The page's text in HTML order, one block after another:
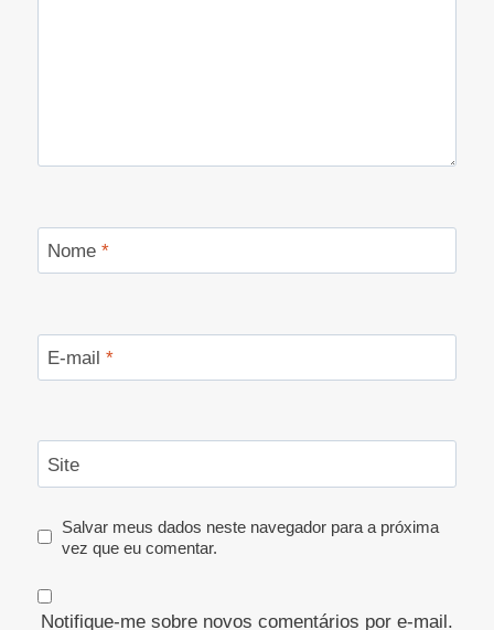
Nome *
E-mail *
Site
Salvar meus dados neste navegador para a próxima
vez que eu comentar.
Notifique-me sobre novos comentários por e-mail.